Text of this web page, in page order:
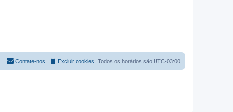
e
m
Todos os horários são UTC-03:00
Excluir cookies
Contate-nos